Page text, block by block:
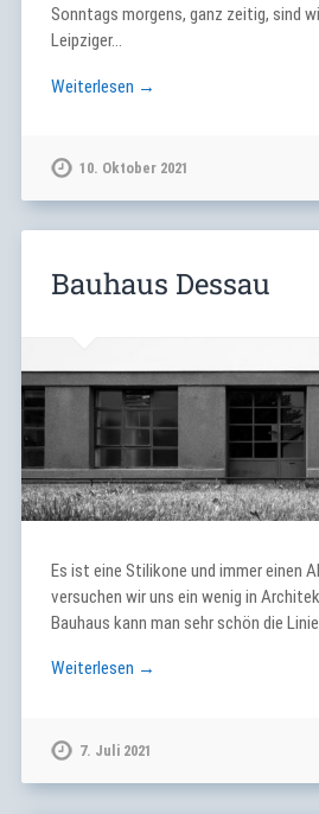
Sonntags morgens, ganz zeitig, sind
Leipziger…
Weiterlesen →
10. Oktober 2021
Bauhaus Dessau
Es ist eine Stilikone und immer einen
versuchen wir uns ein wenig in
Bauhaus kann man sehr schön die
Weiterlesen →
7. Juli 2021